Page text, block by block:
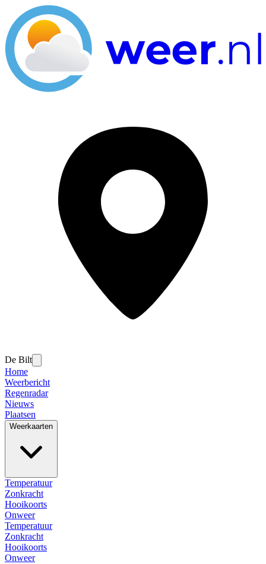
De Bilt
Home
Weerbericht
Regenradar
Nieuws
Plaatsen
Weerkaarten
Temperatuur
Zonkracht
Hooikoorts
Onweer
Temperatuur
Zonkracht
Hooikoorts
Onweer